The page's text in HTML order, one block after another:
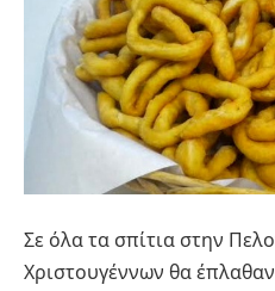
Σε όλα τα σπίτια στην
Χριστουγέννων θα